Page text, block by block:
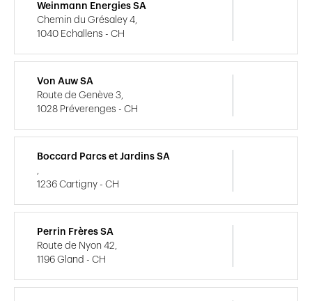
Weinmann Energies SA
Chemin du Grésaley 4,
1040 Echallens - CH
Von Auw SA
Route de Genève 3,
1028 Préverenges - CH
Boccard Parcs et Jardins SA
,
1236 Cartigny - CH
Perrin Frères SA
Route de Nyon 42,
1196 Gland - CH